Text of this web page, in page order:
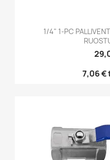
1/4" 1-PC
7,06 €